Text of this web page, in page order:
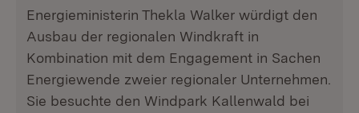
Energieministerin Thekla Walker würdigt den
Ausbau der regionalen Windkraft in
Kombination mit dem Engagement in Sachen
Energiewende zweier regionaler Unternehmen.
Sie besuchte den Windpark Kallenwald bei